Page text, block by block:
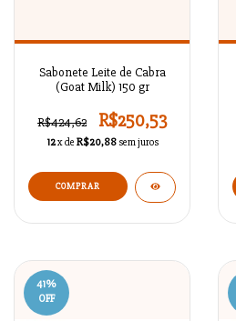
Sabonete Leite de Cabra
(Goat Milk) 150 gr
R$424,62 R$250,53
12x de R$20,88 sem juros
41%
OFF